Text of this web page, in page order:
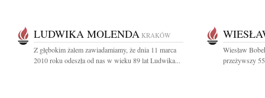
LUDWIKA MOLENDA KRAKÓW
Z głębokim żalem zawiadamiamy, że dnia 11 marca
2010 roku odeszła od nas w wieku 89 lat Ludwika...
Wiesław
przeżywszy